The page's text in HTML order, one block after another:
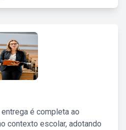
é completa ao
contexto escolar, adotando